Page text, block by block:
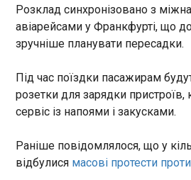
Зеленський .
повідомили місцеві пабліки.
резервуари терміналу,
гавані. Губернатор міста
безпілотників, зазначивши,
три дрони над Санкт-
Telegram-канал Астра . Точні
пошкоджень і дані про
ЧИТАТЬ
кокаїну
22:48:42
Німецькі митники вилучили
приблизно у 500 млн євро. Про це
Bild у середе, 3 червня. Операцію провели ще на
початку лютого, однак
Розклад синхронізовано з
авіарейсами у Франкфурті, що
зручніше планувати пересадки.
Під час поїздки пасажирам
розетки для зарядки пристроїв,
сервіс із напоями і закусками.
Раніше повідомлялося, що у
відбулися масові протести